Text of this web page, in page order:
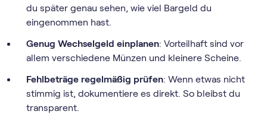
du später genau sehen, wie viel Bargeld du
eingenommen hast.
Genug Wechselgeld einplanen: Vorteilhaft sind vor
allem verschiedene Münzen und kleinere Scheine.
Fehlbeträge regelmäßig prüfen: Wenn etwas nicht
stimmig ist, dokumentiere es direkt. So bleibst du
transparent.